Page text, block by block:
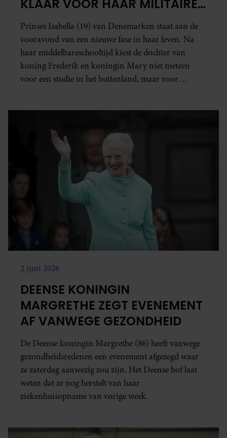
KLAAR VOOR HAAR MILITAIRE
AVONTUUR
Prinses Isabella (19) van Denemarken staat aan de
vooravond van een nieuwe fase in haar leven. Na
haar middelbareschooltijd kiest de dochter van
koning Frederik en koningin Mary niet meteen
voor een studie in het buitenland, maar voor
2 juni 2026
DEENSE KONINGIN
MARGRETHE ZEGT EVENEMENT
AF VANWEGE GEZONDHEID
De Deense koningin Margrethe (86) heeft vanwege
gezondheidsredenen een evenement afgezegd waar
ze zaterdag aanwezig zou zijn. Het Deense hof laat
weten dat ze nog herstelt van haar
ziekenhuisopname van vorige week.